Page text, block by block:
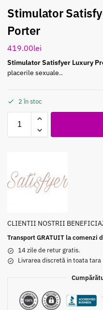
Stimulator
Porter
419.00lei
Stimulator Satisfyer Luxury
placerile sexuale..
2 în stoc
CLIENTII NOSTRII
Transport GRATUIT la comenzi
14 zile de retur gratis.
Livrarea discretă in toata tara